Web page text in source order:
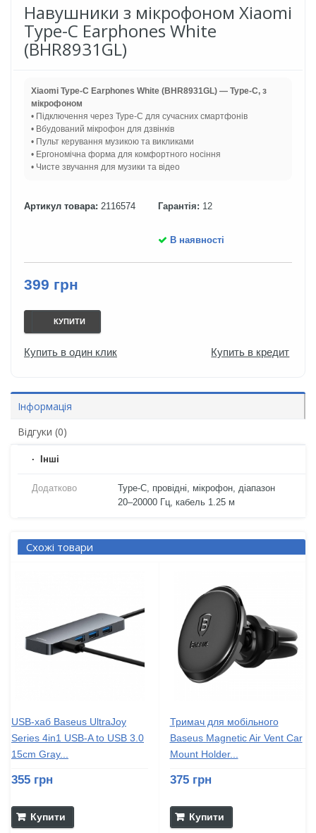
Навушники з мікрофоном Xiaomi
Type-C Earphones White
(BHR8931GL)
Xiaomi Type-C Earphones White (BHR8931GL) — Type-C, з
мікрофоном
• Підключення через Type-C для сучасних смартфонів
• Вбудований мікрофон для дзвінків
• Пульт керування музикою та викликами
• Ергономічна форма для комфортного носіння
• Чисте звучання для музики та відео
Артикул товара: 2116574 Гарантія: 12
В наявності
399 грн
КУПИТИ
Купить в один клик Купить в кредит
Інформація
Відгуки (0)
Iнші
Додатково
Type-C, провідні, мікрофон, діапазон
20–20000 Гц, кабель 1.25 м
Схожі товари
USB-хаб Baseus UltraJoy
Series 4in1 USB-A to USB 3.0
15cm Gray...
355 грн
Купити
Тримач для мобiльного
Baseus Magnetic Air Vent Car
Mount Holder...
375 грн
Купити